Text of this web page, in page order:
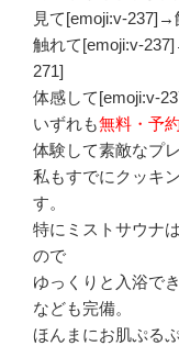
見て[emoji:v-237]→
触れて[emoji:v-
271]
体感して[emoji:v-
いずれも無料・予
体験して素敵なプ
私もすでにクッキ
す。
特にミストサウナ
ので
ゆっくりと入浴で
なども完備。
ほんまにお肌ぷる